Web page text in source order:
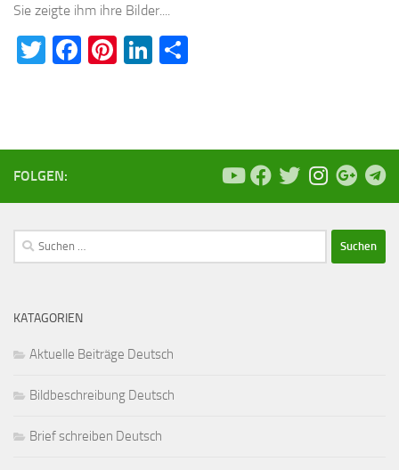
Sie zeigte ihm ihre Bilder....
Twitter
Facebook
Pinterest
LinkedIn
FOLGEN:
Suchen
nach:
KATAGORIEN
Aktuelle Beiträge Deutsch
Bildbeschreibung Deutsch
Brief schreiben Deutsch